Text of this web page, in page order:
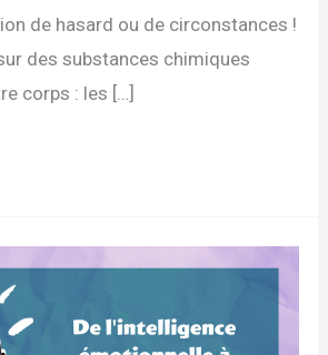
de hasard ou de circonstances !
des substances chimiques
corps : les […]